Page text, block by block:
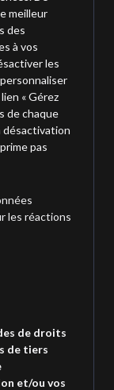
meilleur
des
à vos
les
« Gérez
de chaque
désactivation
pas
les réactions
de droits
de tiers
et/ou vos